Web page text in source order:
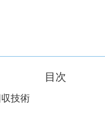
目次
技術